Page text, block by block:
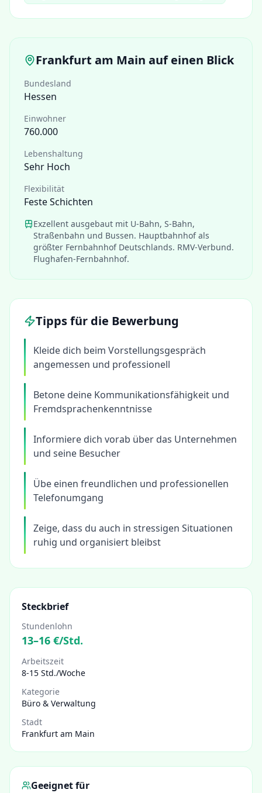
Frankfurt am Main auf einen Blick
Bundesland
Hessen
Einwohner
760.000
Lebenshaltung
Sehr Hoch
Flexibilität
Feste Schichten
Exzellent ausgebaut mit U-Bahn, S-Bahn,
Straßenbahn und Bussen. Hauptbahnhof als
größter Fernbahnhof Deutschlands. RMV-Verbund.
Flughafen-Fernbahnhof.
Tipps für die Bewerbung
Kleide dich beim Vorstellungsgespräch
angemessen und professionell
Betone deine Kommunikationsfähigkeit und
Fremdsprachenkenntnisse
Informiere dich vorab über das Unternehmen
und seine Besucher
Übe einen freundlichen und professionellen
Telefonumgang
Zeige, dass du auch in stressigen Situationen
ruhig und organisiert bleibst
Steckbrief
Stundenlohn
13–16 €/Std.
Arbeitszeit
8-15 Std./Woche
Kategorie
Büro & Verwaltung
Stadt
Frankfurt am Main
Geeignet für